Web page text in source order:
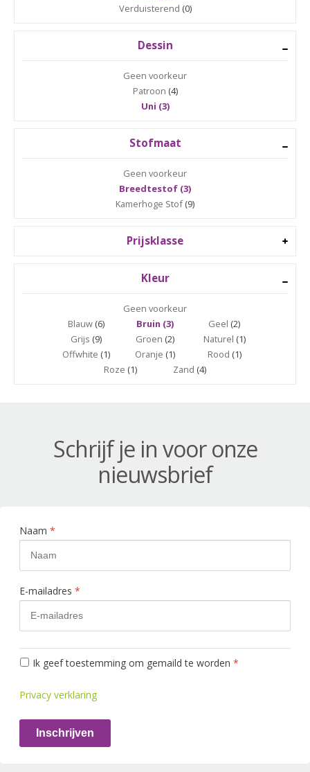
Verduisterend (0)
Dessin
Geen voorkeur
Patroon (4)
Uni (3)
Stofmaat
Geen voorkeur
Breedtestof (3)
Kamerhoge Stof(9)
Prijsklasse
Kleur
Geen voorkeur
Blauw(6) Bruin (3) Geel (2)
Grijs (9) Groen (2) Naturel (1)
Offwhite (1) Oranje (1) Rood (1)
Roze (1) Zand (4)
Schrijf je in voor onze
nieuwsbrief
Naam *
E-mailadres *
Ik geef toestemming om gemaild te worden *
Privacy verklaring
Inschrijven